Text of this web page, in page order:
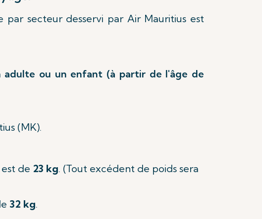
secteur desservi par Air Mauritius est
adulte ou un enfant (à partir de l'âge de
(MK).
de 23 kg. (Tout excédent de poids sera
32 kg.